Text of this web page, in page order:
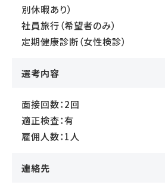
別休暇あり）
社員旅行（希望者のみ）
定期健康診断（女性検診）
選考内容
面接回数：2回
適正検査：有
雇佣人数：1人
連絡先